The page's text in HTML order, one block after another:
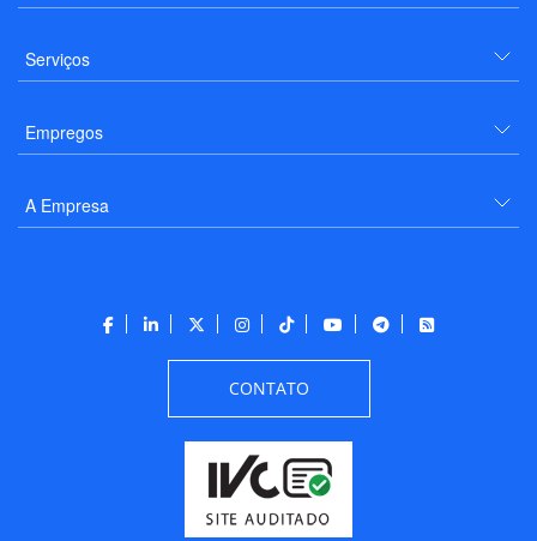
Serviços
Empregos
A Empresa
CONTATO